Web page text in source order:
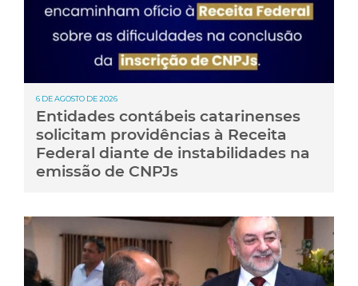
6 DE AGOSTO DE 2026
Entidades contábeis catarinenses
solicitam providências à Receita
Federal diante de instabilidades na
emissão de CNPJs